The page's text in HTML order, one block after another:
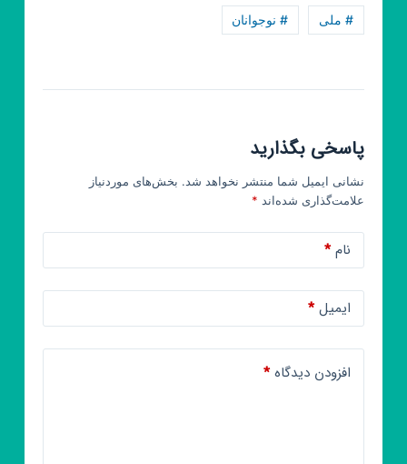
# ملی # نوجوانان
پاسخی بگذارید
نشانی ایمیل شما منتشر نخواهد شد. بخش‌های موردنیاز
علامت‌گذاری شده‌اند *
نام*
ایمیل*
افزودن دیدگاه*